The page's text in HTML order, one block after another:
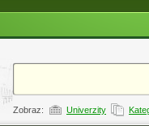
Zobraz: Univerzity